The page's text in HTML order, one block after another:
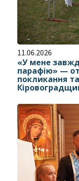
11.06.2026
«У мене
парафію» —
покликання